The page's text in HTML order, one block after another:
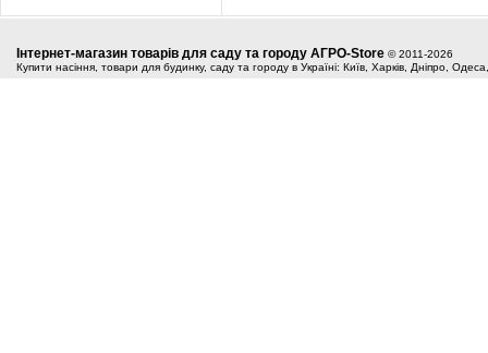
Інтернет-магазин товарів для саду та городу АГРО-Store © 2011-2026
Купити насіння, товари для будинку, саду та городу в Україні: Київ, Харків, Дніпро,